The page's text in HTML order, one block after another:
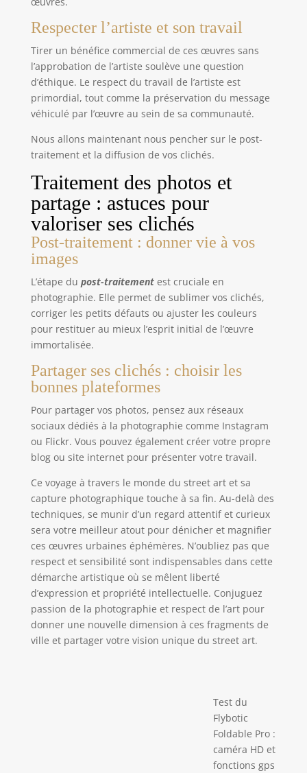
Respecter l’artiste et son travail
Tirer un bénéfice commercial de ces œuvres sans
l’approbation de l’artiste soulève une question
d’éthique. Le respect du travail de l’artiste est
primordial, tout comme la préservation du message
véhiculé par l’œuvre au sein de sa communauté.
Nous allons maintenant nous pencher sur le post-
traitement et la diffusion de vos clichés.
Traitement des photos et
partage : astuces pour
valoriser ses clichés
Post-traitement : donner vie à vos
images
L’étape du post-traitementest cruciale en
photographie. Elle permet de sublimer vos clichés,
corriger les petits défauts ou ajuster les couleurs
pour restituer au mieux l’esprit initial de l’œuvre
immortalisée.
Partager ses clichés : choisir les
bonnes plateformes
Pour partager vos photos, pensez aux réseaux
sociaux dédiés à la photographie comme Instagram
ou Flickr. Vous pouvez également créer votre propre
blog ou site internet pour présenter votre travail.
Ce voyage à travers le monde du street art et sa
capture photographique touche à sa fin. Au-delà des
techniques, se munir d’un regard attentif et curieux
sera votre meilleur atout pour dénicher et magnifier
ces œuvres urbaines éphémères. N’oubliez pas que
respect et sensibilité sont indispensables dans cette
démarche artistique où se mêlent liberté
d’expression et propriété intellectuelle. Conjuguez
passion de la photographie et respect de l’art pour
donner une nouvelle dimension à ces fragments de
ville et partager votre vision unique du street art.
Test du
Flybotic
Foldable Pro :
caméra HD et
fonctions gps